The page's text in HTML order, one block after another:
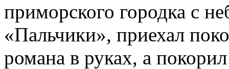
приморского городка с
«Пальчики», приехал
романа в руках, а